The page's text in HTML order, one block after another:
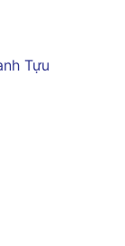
Tựu